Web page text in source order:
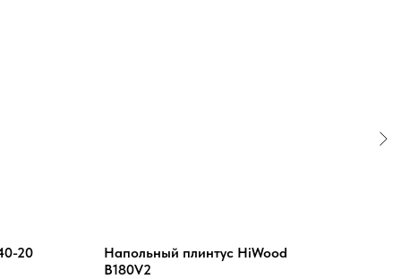
20
Напольный плинтус HiWood
B180V2